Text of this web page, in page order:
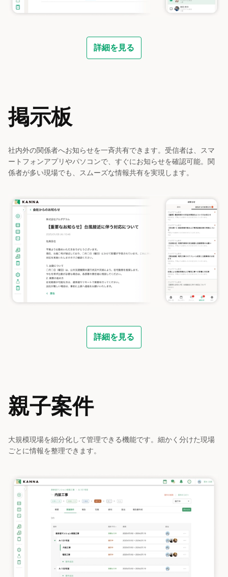
詳細を見る
掲示板
社内外の関係者へお知らせを一斉共有できます。受信者は、スマ
ートフォンアプリやパソコンで、すぐにお知らせを確認可能。関
係者が多い現場でも、スムーズな情報共有を実現します。
詳細を見る
親子案件
大規模現場を細分化して管理できる機能です。細かく分けた現場
ごとに情報を整理できます。